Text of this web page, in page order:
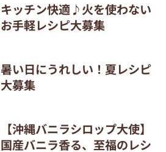
キッチン快適♪火を使わない
お手軽レシピ大募集
暑い日にうれしい！夏レシピ
大募集
【沖縄バニラシロップ大使】
国産バニラ香る、至福のレシ